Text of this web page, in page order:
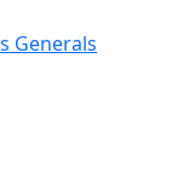
Generals